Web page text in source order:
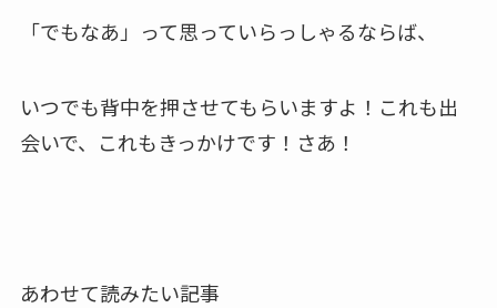
「でもなあ」って思っていらっしゃるならば、
いつでも背中を押させてもらいますよ！これも出
会いで、これもきっかけです！さあ！
あわせて読みたい記事